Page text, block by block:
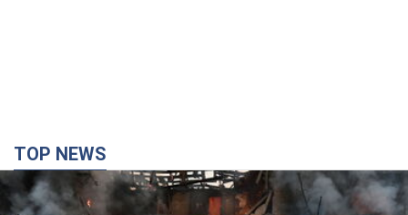
Кремль "спалює" останні запаси балістики в